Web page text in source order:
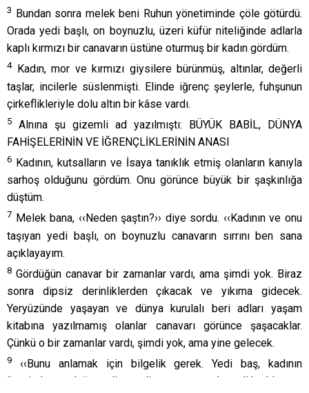
3
Bundan sonra melek beni Ruhun yönetiminde çöle götürdü.
Orada yedi başlı, on boynuzlu, üzeri küfür niteliğinde adlarla
kaplı kırmızı bir canavarın üstüne oturmuş bir kadın gördüm.
4Kadın, mor ve kırmızı giysilere bürünmüş, altınlar, değerli
taşlar, incilerle süslenmişti. Elinde iğrenç şeylerle, fuhşunun
çirkeflikleriyle dolu altın bir kâse vardı.
5
Alnına şu gizemli ad yazılmıştı: BÜYÜK BABİL, DÜNYA
FAHİŞELERİNİN VE İĞRENÇLİKLERİNİN ANASI
6 Kadının, kutsalların ve İsaya tanıklık etmiş olanların kanıyla
sarhoş olduğunu gördüm. Onu görünce büyük bir şaşkınlığa
düştüm.
7 Melek bana, ‹‹Neden şaştın?›› diye sordu. ‹‹Kadının ve onu
taşıyan yedi başlı, on boynuzlu canavarın sırrını ben sana
açıklayayım.
8 Gördüğün canavar bir zamanlar vardı, ama şimdi yok. Biraz
sonra dipsiz derinliklerden çıkacak ve yıkıma gidecek.
Yeryüzünde yaşayan ve dünya kurulalı beri adları yaşam
kitabına yazılmamış olanlar canavarı görünce şaşacaklar.
Çünkü o bir zamanlar vardı, şimdi yok, ama yine gelecek.
9
‹‹Bunu anlamak için bilgelik gerek. Yedi baş, kadının
üzerinde oturduğu yedi tepedir; aynı zamanda yedi kraldır.